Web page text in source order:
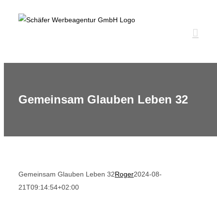
Inhalt
Gemeinsam Glauben Leben 32
Gemeinsam Glauben Leben 32Roger2024-08-
21T09:14:54+02:00